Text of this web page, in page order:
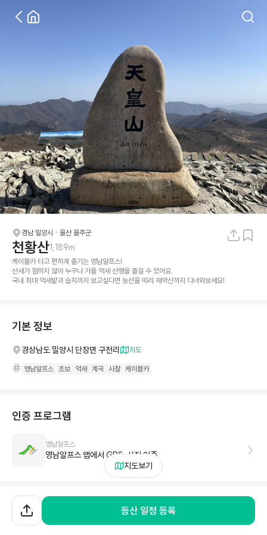
경남 밀양시 · 울산 울주군
천황산1,189m
케이블카 타고 편하게 즐기는 영남알프스!
산세가 험하지 않아 누구나 가을 억새 산행을 즐길 수 있어요.
국내 최대 억새밭과 습지까지 보고싶다면 능선을 따라 재약산까지 다녀와보세요!
기본 정보
경상남도 밀양시 단장면 구천리 지도
영남알프스 초보 억새 계곡 사찰 케이블카
인증 프로그램
영남알프스
영남알프스 앱에서 GPS, 사진 인증
천황산
지도보기
등산 일정 등록